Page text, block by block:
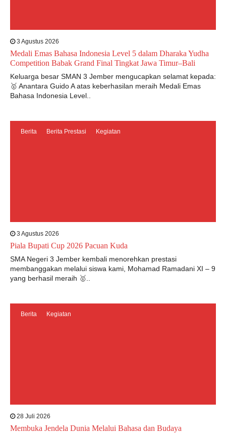
3 Agustus 2026
Medali Emas Bahasa Indonesia Level 5 dalam Dharaka Yudha
Competition Babak Grand Final Tingkat Jawa Timur–Bali
Keluarga besar SMAN 3 Jember mengucapkan selamat kepada:
🥇 Anantara Guido A atas keberhasilan meraih Medali Emas
Bahasa Indonesia Level..
Berita Berita Prestasi Kegiatan
3 Agustus 2026
Piala Bupati Cup 2026 Pacuan Kuda
SMA Negeri 3 Jember kembali menorehkan prestasi
membanggakan melalui siswa kami, Mohamad Ramadani XI – 9
yang berhasil meraih 🥇..
Berita Kegiatan
28 Juli 2026
Membuka Jendela Dunia Melalui Bahasa dan Budaya